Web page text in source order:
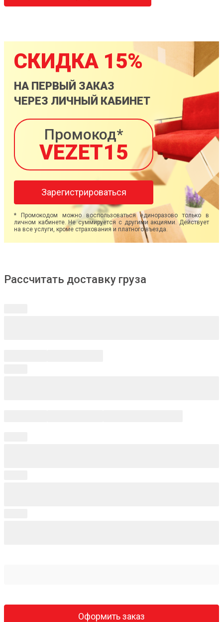
СКИДКА 15%
НА ПЕРВЫЙ ЗАКАЗ
ЧЕРЕЗ ЛИЧНЫЙ КАБИНЕТ
Промокод*
VEZET15
Зарегистрироваться
* Промокодом можно воспользоваться единоразово только в
личном кабинете. Не суммируется с другими акциями. Действует
на все услуги, кроме страхования и платного въезда.
Рассчитать доставку груза
Оформить заказ